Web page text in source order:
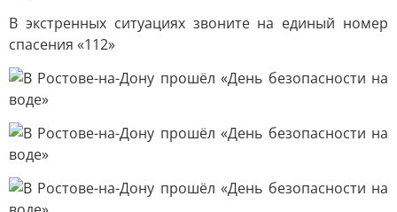
В экстренных ситуациях звоните на единый номер
спасения «112»